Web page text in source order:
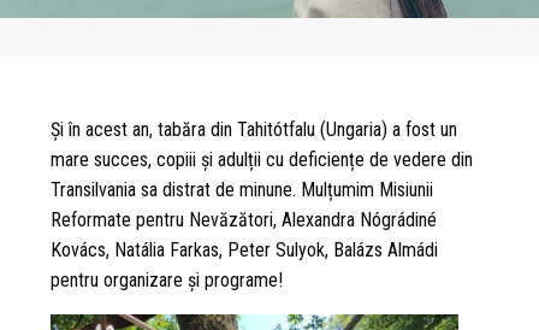
Și în acest an, tabăra din Tahitótfalu (Ungaria) a fost un
mare succes, copiii și adulții cu deficiențe de vedere din
Transilvania sa distrat de minune. Mulțumim Misiunii
Reformate pentru Nevăzători, Alexandra Nógrádiné
Kovács, Natália Farkas, Peter Sulyok, Balázs Almádi
pentru organizare și programe!